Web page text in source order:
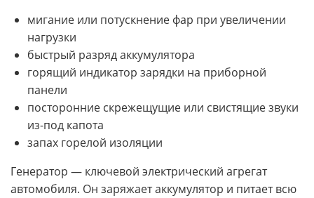
мигание или потускнение фар при увеличении
нагрузки
быстрый разряд аккумулятора
горящий индикатор зарядки на приборной
панели
посторонние скрежещущие или свистящие звуки
из-под капота
запах горелой изоляции
Генератор — ключевой электрический агрегат
автомобиля. Он заряжает аккумулятор и питает всю